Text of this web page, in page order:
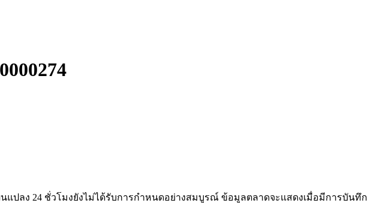
นแปลง 24 ชั่วโมงยังไม่ได้รับการกำหนดอย่างสมบูรณ์ ข้อมูลตลาดจะแสดงเมื่อมีการบันทึก